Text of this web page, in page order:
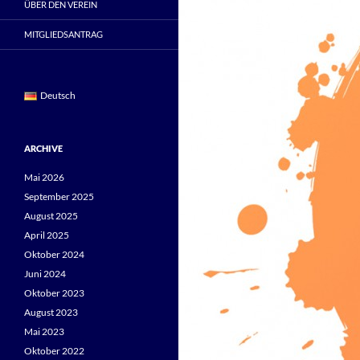
ÜBER DEN VEREIN
MITGLIEDSANTRAG
Deutsch
ARCHIVE
Mai 2026
September 2025
August 2025
April 2025
Oktober 2024
Juni 2024
Oktober 2023
August 2023
Mai 2023
Oktober 2022